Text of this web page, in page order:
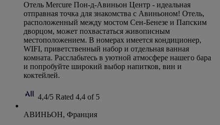
Отель Mercure Пон-д-Авиньон Центр - идеальная
отправная точка для знакомства с Авиньоном! Отель,
расположенный между мостом Сен-Бенезе и Папским
дворцом, может похвастаться живописным
местоположением. В номерах имеется кондиционер,
WIFI, приветственный набор и отдельная ванная
комната. Расслабьтесь в уютной атмосфере нашего бара
и попробуйте широкий выбор напитков, вин и
коктейлей.
4,4/5 Rated 4,4 of 5
АВИНЬОН, Франция